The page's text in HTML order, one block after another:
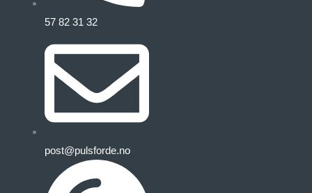
57 82 31 32
post@pulsforde.no